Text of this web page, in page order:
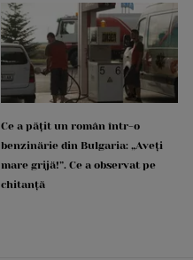
Ce a pățit un român într-o
benzinărie din Bulgaria: „Aveți
mare grijă!”. Ce a observat pe
chitanță